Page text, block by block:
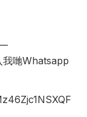
我哋Whatsapp